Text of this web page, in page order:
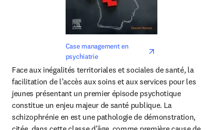
Case management en
psychiatrie
Face aux inégalités territoriales et sociales de santé, la
facilitation de l’accès aux soins et aux services pour les
jeunes présentant un premier épisode psychotique
constitue un enjeu majeur de santé publique. La
schizophrénie en est une pathologie de démonstration,